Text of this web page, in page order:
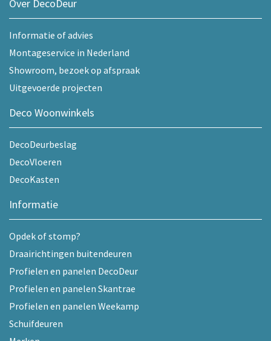
Over DecoDeur
Informatie of advies
Montageservice in Nederland
Showroom, bezoek op afspraak
Uitgevoerde projecten
Deco Woonwinkels
DecoDeurbeslag
DecoVloeren
DecoKasten
Informatie
Opdek of stomp?
Draairichtingen buitendeuren
Profielen en panelen DecoDeur
Profielen en panelen Skantrae
Profielen en panelen Weekamp
Schuifdeuren